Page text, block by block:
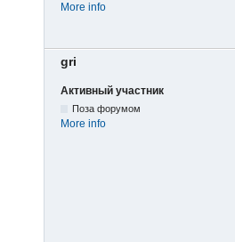
More info
gri
Активный участник
Поза форумом
More info